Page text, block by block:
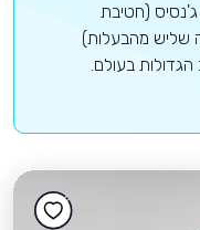
(חטיבת
שליש מהבעלות)
בעולם.